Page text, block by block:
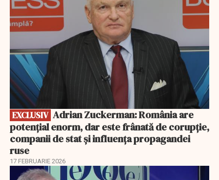
EXCLUSIV
potențial enorm, dar este frânată de corupție,
companii de stat și influența propagandei
ruse
17 FEBRUARIE 2026
EXCLUSIV